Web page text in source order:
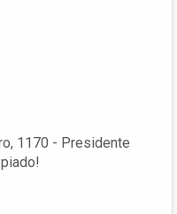
1170 - Presidente